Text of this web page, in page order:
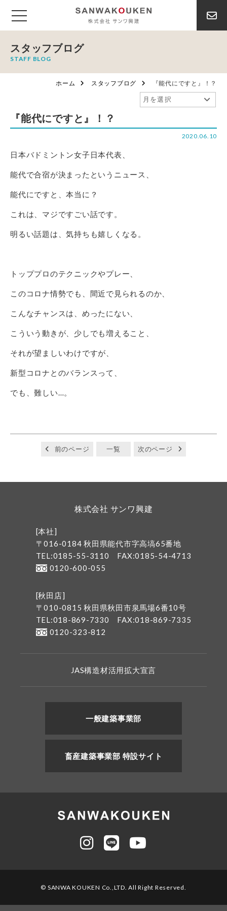
スタッフブログ
STAFF BLOG
ホーム スタッフブログ 『能代にですと』！？
『能代にですと』！？
2020.06.10
日本バドミントン女子日本代表、
能代で合宿が決まったというニュース、
能代にですと、本当に？
これは、マジですごい話です。
明るい話題は、気持ちも嬉しくなる。
トッププロのテクニックやプレー、
このコロナ情勢でも、間近で見られるのか、
こんなチャンスは、めったにない、
こういう動きが、少しでも増えること、
それが望ましいわけですが、
新型コロナとのバランスって、
でも、難しい…。
前のページ 一覧 次のページ
株式会社 サンワ興建
[本社]
〒016-0184 秋田県能代市字高塙65番地
TEL:0185-55-3110
FAX:0185-54-4713
0120-600-055
[秋田店]
〒010-0815 秋田県秋田市泉馬場6番10号
TEL:018-869-7330
FAX:018-869-7335
0120-323-812
JAS構造材活用拡大宣言
一般建築事業部
畜産建築事業部 特設サイト
© SANWA KOUKEN Co.,LTD. All Right Reserved.